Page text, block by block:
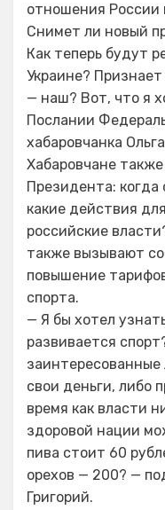
отношения
Снимет ли новый
Как теперь будут
Украине?
— наш? Вот, что я
Послании
хабаровчанка
Хабаровчане
Президента: когда
какие действия
российские
также вызывают
повышение
спорта.
— Я бы хотел
развивается
свои деньги, либо
время как власти
здоровой нации
пива стоит 60
орехов — 200? —
Григорий.